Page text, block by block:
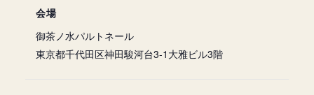
会場
御茶ノ水パルトネール
東京都千代田区神田駿河台3-1大雅ビル3階